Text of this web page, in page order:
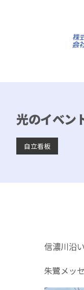
光のイベン
自立看板
信濃川沿
朱鷺メッ